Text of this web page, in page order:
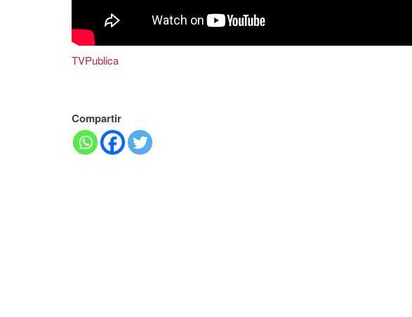
TVPublica
Compartir